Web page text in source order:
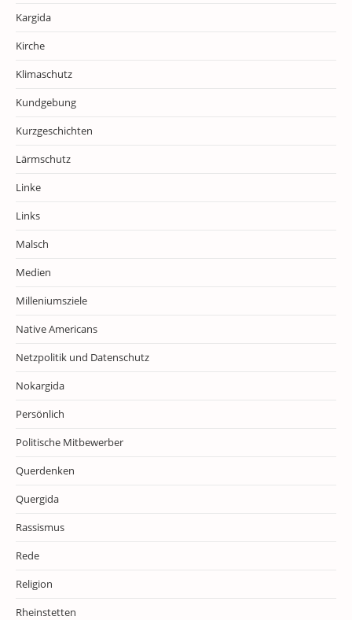
Kargida
Kirche
Klimaschutz
Kundgebung
Kurzgeschichten
Lärmschutz
Linke
Links
Malsch
Medien
Milleniumsziele
Native Americans
Netzpolitik und Datenschutz
Nokargida
Persönlich
Politische Mitbewerber
Querdenken
Quergida
Rassismus
Rede
Religion
Rheinstetten